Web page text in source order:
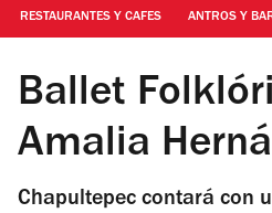
RESTAURANTES Y CAFES ANTROS Y
Foto: Cortesía de la producción
Ballet
Amalia
Chapultepec contará con